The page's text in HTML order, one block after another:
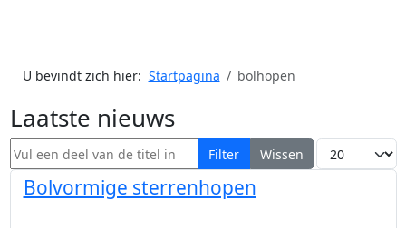
U bevindt zich hier: Startpagina bolhopen
Laatste nieuws
Vul een deel van de titel in Filter Wissen Toon #
Bolvormige sterrenhopen